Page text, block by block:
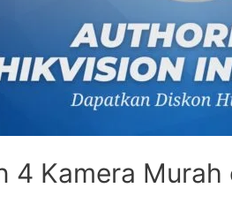
4 Kamera